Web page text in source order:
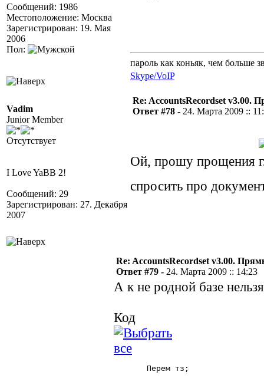
Сообщений: 1986
Местоположение: Москва
Зарегистрирован: 19. Мая
2006
Пол:
пароль как коньяк, чем больше
Skype/VoIP
Vadim
Junior Member
Отсутствует
I Love YaBB 2!
Сообщений: 29
Зарегистрирован: 27. Декабря
2007
Re: AccountsRecordset v3.00.
Ответ #78 - 24. Марта 2009 ::
Ой, прошу прощения
спросить про
Re: AccountsRecordset v3.00.
Ответ #79 - 24. Марта 2009 :: 14:23
А к не родной базе
Код
Перем тз;